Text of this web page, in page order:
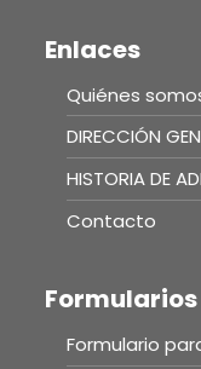
Enlaces
Quiénes
DIRECCIÓN
HISTORIA DE
Contacto
Formularios
Formulario